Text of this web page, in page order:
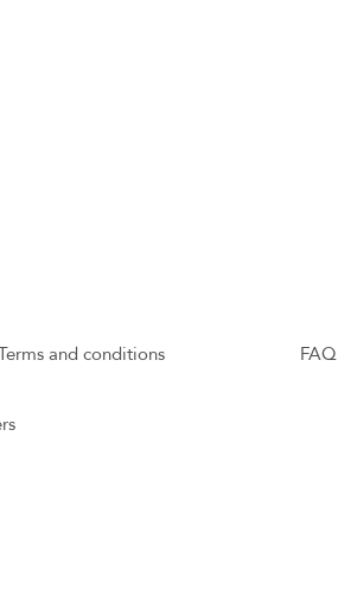
and conditions FAQ